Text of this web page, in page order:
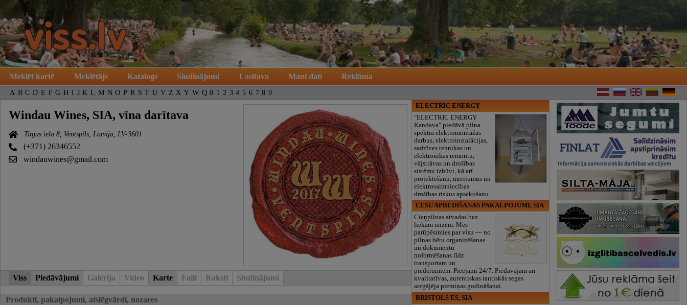
Meklēt kartē Meklētājs Katalogs Sludinājumi Lasītava Mani dati Reklāma
A B C D E F G H I J K L M N O P R S T U V Z X Y W Q 0 1 2 3 4 5 6 7 8 9
Windau Wines, SIA, vīna darītava
Tirgus iela 8, Ventspils, Latvija, LV-3601
(+371) 26346552
windauwines@gmail.com
Viss Piedāvājumi Galerija Video Karte Faili Raksti Sludinājumi
Produkti, pakalpojumi, atslēgvārdi, nozares
ELECTRIC ENERGY
"ELECTRIC ENERGY
Kandava" piedāvā pilna
spektra elektromontāžas
darbus, elektroinstalācijas,
sadzīves tehnikas un
elektronikas remontu,
vājstrāvas un drošības
sistēmu izbūvi, kā arī
projektēšanu, mērījumus un
elektrosaimniecības
drošības riskus apsekošanu.
CĒSU APBEDĪŠANAS PAKALPOJUMI, SIA
Cieņpilnas atvadas bez
liekām raizēm. Mēs
parūpēsimies par visu — no
pilnas bēru organizēšanas
un dokumentu
noformēšanas līdz
transportam un
piederumiem. Pieejami 24/7. Piedāvājam arī
kvalitatīvas, autentiskas tautiskās segas
aizgājēja piemiņas godināšanai.
BRISTOLS ES, SIA